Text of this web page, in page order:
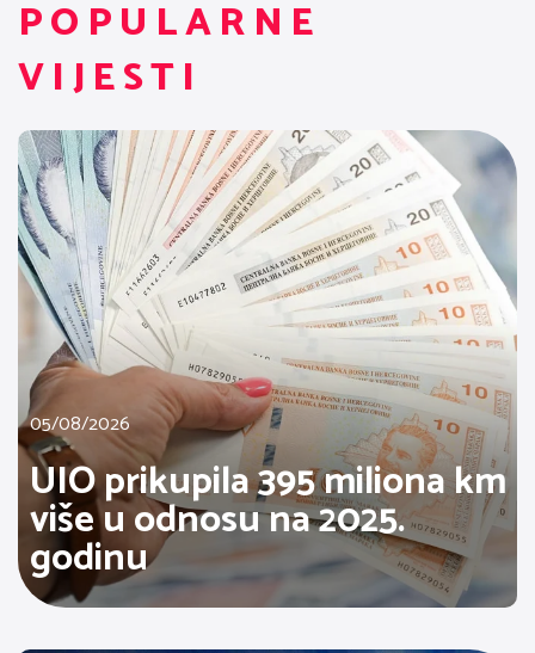
POPULARNE
VIJESTI
05/08/2026
UIO prikupila 395 miliona km
više u odnosu na 2025.
godinu